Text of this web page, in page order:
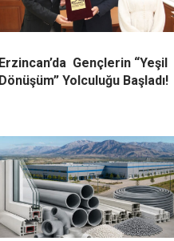
Erzincan’da Gençlerin “Yeşil
Dönüşüm” Yolculuğu Başladı!